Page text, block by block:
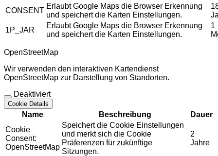
CONSENT
Erlaubt Google Maps die Browser Erkennung
und speichert die Karten Einstellungen.
1P_JAR
Erlaubt Google Maps die Browser Erkennung
und speichert die Karten Einstellungen.
1
OpenStreetMap
Wir verwenden den interaktiven Kartendienst
OpenStreetMap zur Darstellung von Standorten.
Deaktiviert
Cookie Details
Name Beschreibung
Dauer
Cookie
Consent:
OpenStreetMap
Speichert die Cookie Einstellungen
und merkt sich die Cookie
Präferenzen für zukünftige
Sitzungen.
2
Jahre